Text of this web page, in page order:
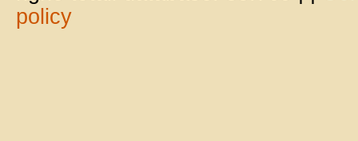
policy